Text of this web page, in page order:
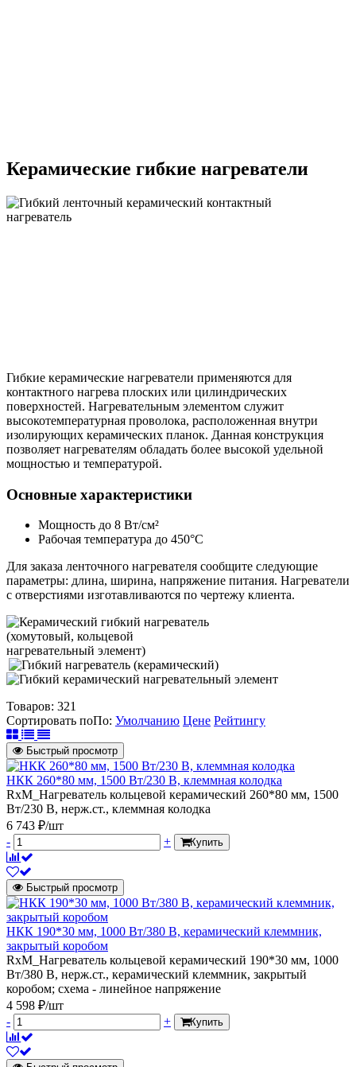
Керамические гибкие нагреватели
Гибкие керамические нагреватели применяются для
контактного нагрева плоских или цилиндрических
поверхностей. Нагревательным элементом служит
высокотемпературная проволока, расположенная внутри
изолирующих керамических планок. Данная конструкция
позволяет нагревателям обладать более высокой удельной
мощностью и температурой.
Основные характеристики
Мощность до 8 Вт/cм²
Рабочая температура до 450°C
Для заказа ленточного нагревателя сообщите следующие
параметры: длина, ширина, напряжение питания. Нагреватели
с отверстиями изготавливаются по чертежу клиента.
Товаров: 321
Сортировать поПо: Умолчанию Цене Рейтингу
Быстрый просмотр
НКК 260*80 мм, 1500 Вт/230 В, клеммная колодка
RxM_Нагреватель кольцевой керамический 260*80 мм, 1500
Вт/230 В, нерж.ст., клеммная колодка
6 743 ₽/шт
-
+ Купить
Быстрый просмотр
НКК 190*30 мм, 1000 Вт/380 В, керамический клеммник,
закрытый коробом
RxM_Нагреватель кольцевой керамический 190*30 мм, 1000
Вт/380 В, нерж.ст., керамический клеммник, закрытый
коробом; схема - линейное напряжение
4 598 ₽/шт
-
+ Купить